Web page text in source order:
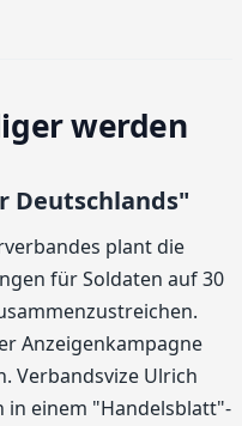
werden
Deutschlands"
plant die
für Soldaten auf 30
Anzeigenkampagne
Verbandsvize Ulrich
in einem "Handelsblatt"-